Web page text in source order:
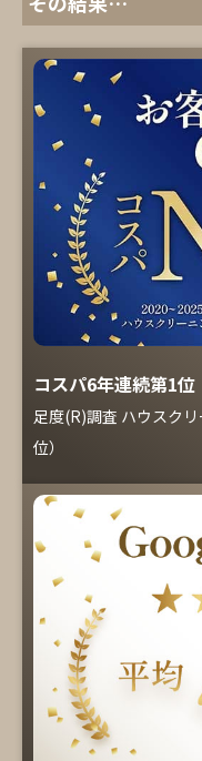
コスパ6年連続第1位
足度(R)調査 ハウスク
位）